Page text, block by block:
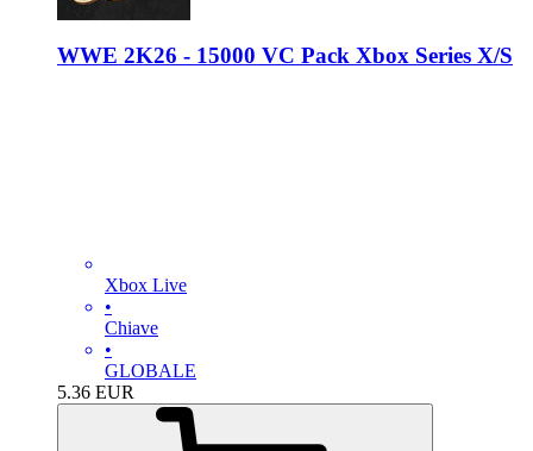
WWE 2K26 - 15000 VC Pack Xbox Series X/S
Xbox Live
•
Chiave
•
GLOBALE
5.36 EUR